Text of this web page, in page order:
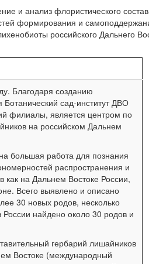
и анализ флористического
формирования и
российского Дальнего
Благодаря созданию
сад-институт ДВО
филиалы, является центром по
на российском Дальнем
большая работа для познания
распространения и
как на Дальнем Востоке России,
Всего выявлено и описано
30 новых родов, несколько
найдено около 30 родов и
гербарий лишайников
Востоке (международный